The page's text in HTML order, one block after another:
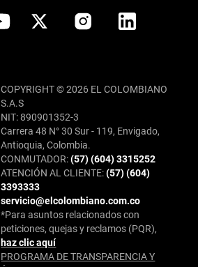
COPYRIGHT © 2026 EL COLOMBIANO
S.A.S
NIT: 890901352-3
Carrera 48 N° 30 Sur - 119, Envigado,
Antioquia, Colombia.
CONMUTADOR:(57) (604) 3315252
ATENCIÓN AL CLIENTE:(57) (604)
3393333
servicio@elcolombiano.com.co
*Para asuntos relacionados con
peticiones, quejas y reclamos (PQR),
haz clic aquí
PROGRAMA DE TRANSPARENCIA Y